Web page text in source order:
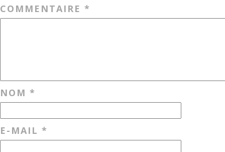
COMMENTAIRE *
NOM *
E-MAIL *